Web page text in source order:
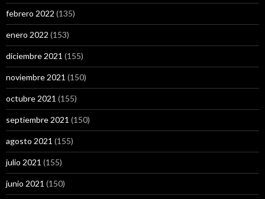
febrero 2022 (135)
enero 2022 (153)
diciembre 2021 (155)
noviembre 2021 (150)
octubre 2021 (155)
septiembre 2021 (150)
agosto 2021 (155)
julio 2021 (155)
junio 2021 (150)